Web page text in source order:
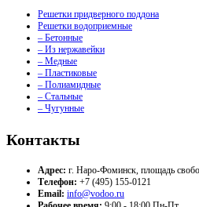
Решетки придверного поддона
Решетки водоприемные
– Бетонные
– Из нержавейки
– Медные
– Пластиковые
– Полиамидные
– Стальные
– Чугунные
Контакты
Адрес: г. Наро-Фоминск, площадь
Телефон: +7 (495) 155-0121
Email: info@vodoo.ru